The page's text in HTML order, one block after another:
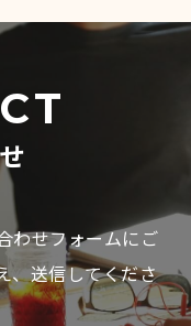
わせフォームにご
、送信してくださ